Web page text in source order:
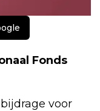
Fonds
voor